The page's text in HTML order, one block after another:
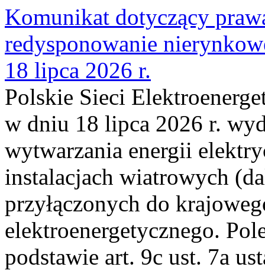
Komunikat dotyczący
redysponowanie
18 lipca 2026 r.
Polskie Sieci
w dniu 18 lipca 2026 r.
wytwarzania energii
instalacjach wiatrowych
przyłączonych do
elektroenergetycznego.
podstawie art. 9c ust. 7a